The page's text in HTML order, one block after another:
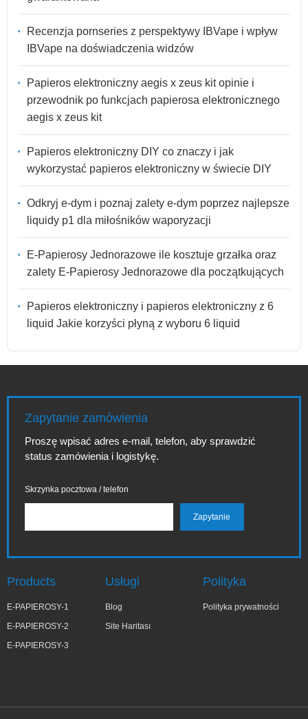
Recenzja pornseries z perspektywy IBVape i wpływ
IBVape na doświadczenia widzów
Papieros elektroniczny aegis x zeus kit opinie i
przewodnik po funkcjach papierosa elektronicznego
aegis x zeus kit
Papieros elektroniczny DIY co znaczy i jak
wykorzystać papieros elektroniczny w świecie DIY
Odkryj e-dym i poznaj zalety e-dym poprzez najlepsze
liquidy p1 dla miłośników waporyzacji
E-Papierosy Jednorazowe ile kosztuje grzałka oraz
zalety E-Papierosy Jednorazowe dla początkujących
Papieros elektroniczny i papieros elektroniczny z 6
liquid Jakie korzyści płyną z wyboru 6 liquid
Zapytanie zamówienia
Proszę wpisać adres e-mail, telefon, aby sprawdzić
status zamówienia i logistykę.
Skrzynka pocztowa / telefon
Products
E-PAPIEROSY-1
E-PAPIEROSY-2
E-PAPIEROSY-3
Usługi
Blog
Site Haritası
Polityka
Polityka prywatności